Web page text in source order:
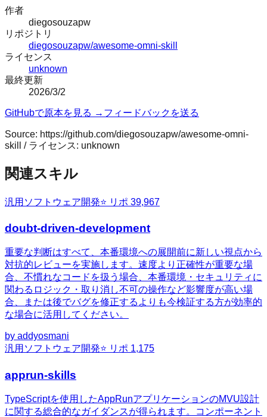
作者
diegosouzapw
リポジトリ
diegosouzapw/awesome-omni-skill
ライセンス
unknown
最終更新
2026/3/2
GitHubで原本を見る → フィードバックを送る
Source: https://github.com/diegosouzapw/awesome-omni-
skill
/ ライセンス: unknown
関連スキル
汎用 ソフトウェア開発⭐ リポ 39,967
doubt-driven-development
重要な判断はすべて、本番環境への展開前に新しい視点から
対抗的レビューを実施します。速度より正確性が重要な場
合、不慣れなコードを扱う場合、本番環境・セキュリティに
関わるロジック・取り消し不可の操作など影響度が高い場
合、または後でバグを修正するよりも今検証する方が効率的
な場合に活用してください。
by addyosmani
汎用 ソフトウェア開発⭐ リポ 1,175
apprun-skills
TypeScriptを使用したAppRunアプリケーションのMVU設計
に関する総合的なガイダンスが得られます。コンポーネント